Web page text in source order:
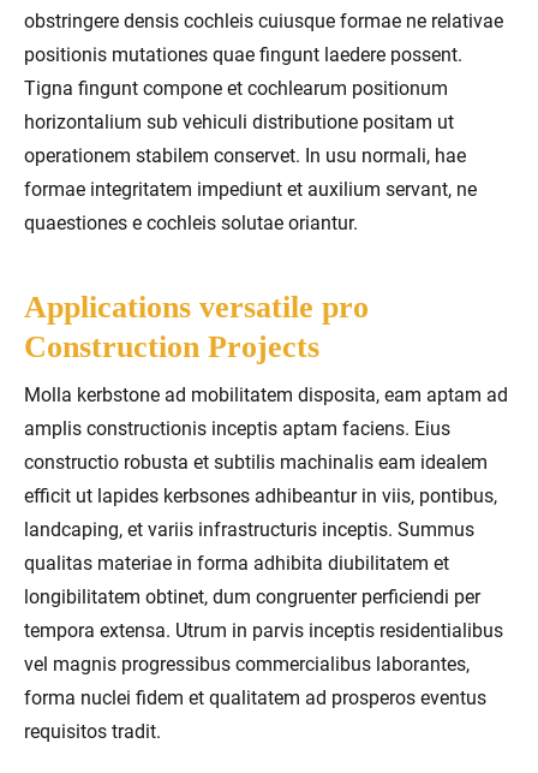
obstringere densis cochleis cuiusque formae ne relativae
positionis mutationes quae fingunt laedere possent.
Tigna fingunt compone et cochlearum positionum
horizontalium sub vehiculi distributione positam ut
operationem stabilem conservet. In usu normali, hae
formae integritatem impediunt et auxilium servant, ne
quaestiones e cochleis solutae oriantur.
Applications versatile pro
Construction Projects
Molla kerbstone ad mobilitatem disposita, eam aptam ad
amplis constructionis inceptis aptam faciens. Eius
constructio robusta et subtilis machinalis eam idealem
efficit ut lapides kerbsones adhibeantur in viis, pontibus,
landcaping, et variis infrastructuris inceptis. Summus
qualitas materiae in forma adhibita diubilitatem et
longibilitatem obtinet, dum congruenter perficiendi per
tempora extensa. Utrum in parvis inceptis residentialibus
vel magnis progressibus commercialibus laborantes,
forma nuclei fidem et qualitatem ad prosperos eventus
requisitos tradit.